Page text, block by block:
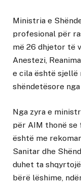
Ministria e
profesional për
më 26 dhjetor të
Anestezi,
e cila është sjellë
shëndetësore
Nga zyra e
për AIM thonë
është me
Sanitar dhe
duhet ta
bërë lëshime,